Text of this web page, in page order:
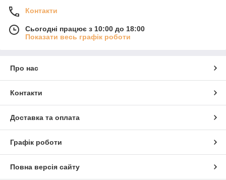
Контакти
Сьогодні працює з 10:00 до 18:00
Показати весь графік роботи
Про нас
Контакти
Доставка та оплата
Графік роботи
Повна версія сайту